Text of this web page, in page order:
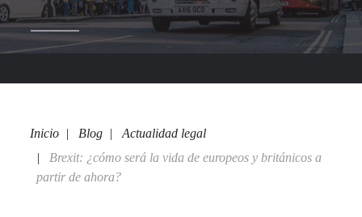
Inicio Blog
Actualidad legal
Brexit: ¿cómo será la vida de europeos y británicos a
partir de ahora?